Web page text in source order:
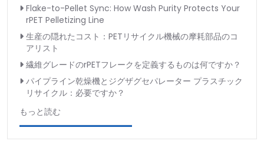
Flake-to-Pellet Sync: How Wash Purity Protects Your
rPET Pelletizing Line
生産の隠れたコスト：PETリサイクル機械の摩耗部品のコ
アリスト
繊維グレードのrPETフレークを定義するものは何ですか？
パイプライン乾燥機とジグザグセパレーター プラスチック
リサイクル：必要ですか？
もっと読む